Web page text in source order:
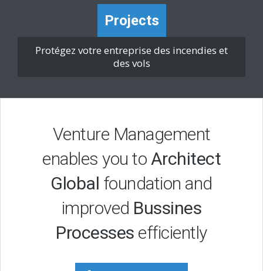
Projects
Protégez votre entreprise des incendies et
des vols
Venture Management
enables you to Architect
Global foundation and
improved Bussines
Processes efficiently